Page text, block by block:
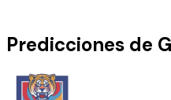
Predicciones de